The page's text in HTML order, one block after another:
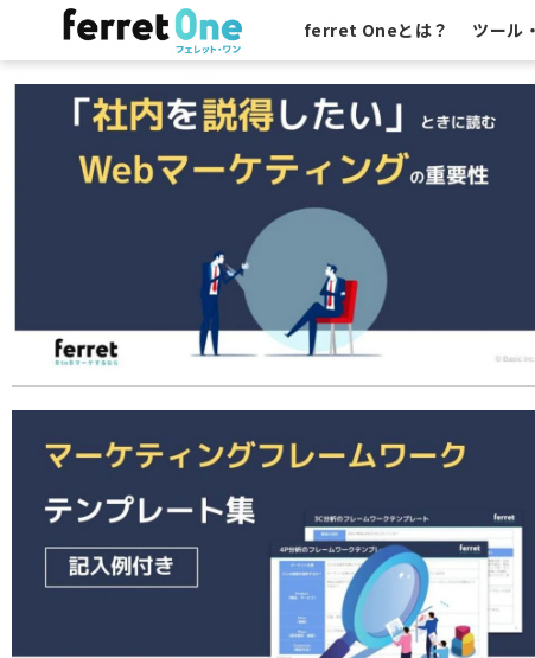
ferret Oneとは？ ツール